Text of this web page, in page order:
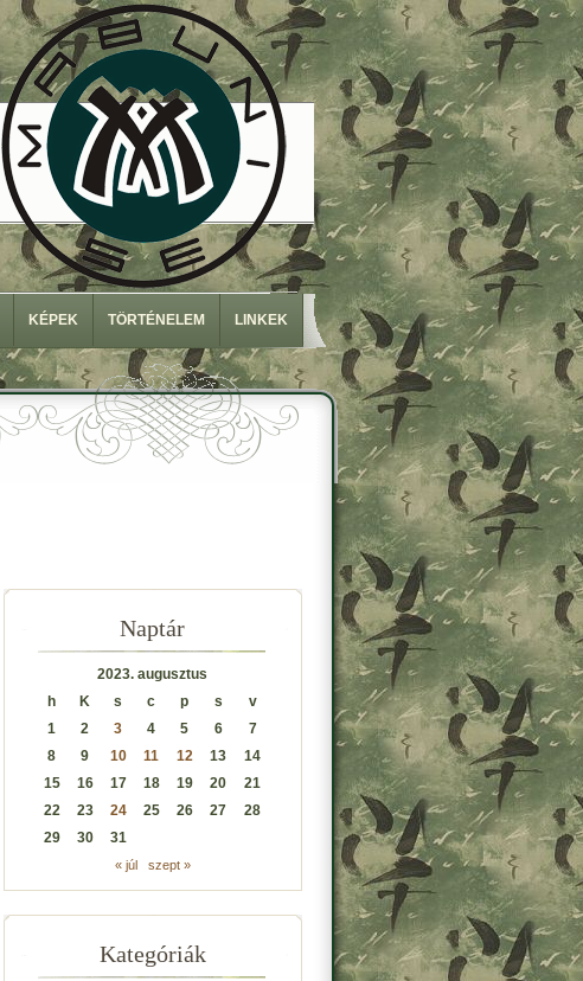
KÉPEK TÖRTÉNELEM LINKEK
Naptár
2023. augusztus
h
K s c p s
v
1
2 3 4 5 6
7
8
9 10 11 12 13
14
15
16 17 18 19 20
21
22
23 24 25 26 27
28
29
30 31
« júl szept »
Kategóriák